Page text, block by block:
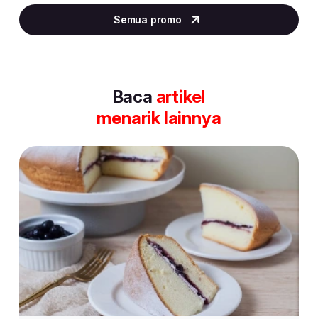
2
of
Semua promo
Baca artikel
menarik lainnya